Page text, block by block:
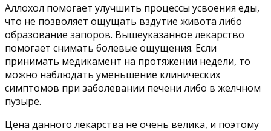
Аллохол помогает улучшить процессы усвоения еды,
что не позволяет ощущать вздутие живота либо
образование запоров. Вышеуказанное лекарство
помогает снимать болевые ощущения. Если
принимать медикамент на протяжении недели, то
можно наблюдать уменьшение клинических
симптомов при заболевании печени либо в желчном
пузыре.
Цена данного лекарства не очень велика, и поэтому